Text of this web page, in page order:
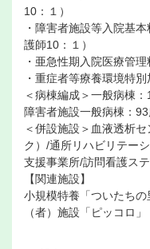
10：１）
・障害者施設等入院基
護師10：１）
・亜急性期入院医療管
・重症者等療養環境特
＜病棟編成＞一般病棟
障害者施設一般病棟：
＜併設施設＞血液透析
ク）/通所リハビリテー
支援事業所/訪問看護ス
【関連施設】
小規模特養「ついたち
（者）施設「ピッコロ」